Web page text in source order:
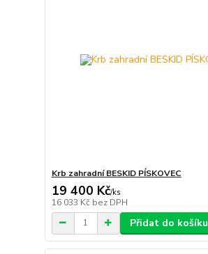
Krb zahradní BESKID PÍSKOVEC
19 400 Kč/ks
16 033 Kč bez DPH
Přidat do košíku